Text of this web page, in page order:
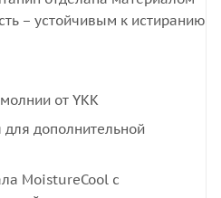
– устойчивым к истиранию
от YKK
дополнительной
MoistureCool с